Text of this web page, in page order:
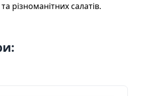
різноманітних салатів.